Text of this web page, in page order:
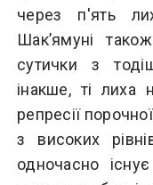
через п'ять
Шак’ямуні
сутички з
інакше, ті лиха
репресії
з високих
одночасно